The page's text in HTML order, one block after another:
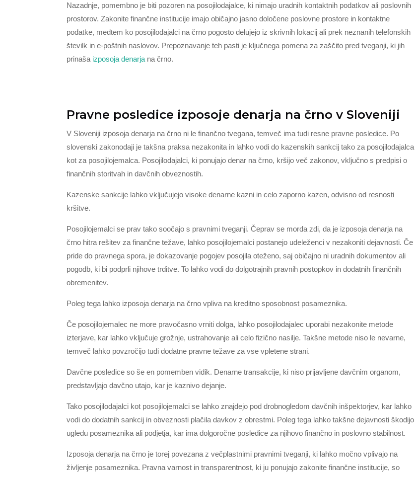
Nazadnje, pomembno je biti pozoren na posojilodajalce, ki nimajo uradnih kontaktnih podatkov ali poslovnih
prostorov. Zakonite finančne institucije imajo običajno jasno določene poslovne prostore in kontaktne
podatke, medtem ko posojilodajalci na črno pogosto delujejo iz skrivnih lokacij ali prek neznanih telefonskih
številk in e-poštnih naslovov. Prepoznavanje teh pasti je ključnega pomena za zaščito pred tveganji, ki jih
prinaša izposoja denarja na črno.
Pravne posledice izposoje denarja na črno v Sloveniji
V Sloveniji izposoja denarja na črno ni le finančno tvegana, temveč ima tudi resne pravne posledice. Po
slovenski zakonodaji je takšna praksa nezakonita in lahko vodi do kazenskih sankcij tako za posojilodajalca
kot za posojilojemalca. Posojilodajalci, ki ponujajo denar na črno, kršijo več zakonov, vključno s predpisi o
finančnih storitvah in davčnih obveznostih.
Kazenske sankcije lahko vključujejo visoke denarne kazni in celo zaporno kazen, odvisno od resnosti
kršitve.
Posojilojemalci se prav tako soočajo s pravnimi tveganji. Čeprav se morda zdi, da je izposoja denarja na
črno hitra rešitev za finančne težave, lahko posojilojemalci postanejo udeleženci v nezakoniti dejavnosti. Če
pride do pravnega spora, je dokazovanje pogojev posojila oteženo, saj običajno ni uradnih dokumentov ali
pogodb, ki bi podprli njihove trditve. To lahko vodi do dolgotrajnih pravnih postopkov in dodatnih finančnih
obremenitev.
Poleg tega lahko izposoja denarja na črno vpliva na kreditno sposobnost posameznika.
Če posojilojemalec ne more pravočasno vrniti dolga, lahko posojilodajalec uporabi nezakonite metode
izterjave, kar lahko vključuje grožnje, ustrahovanje ali celo fizično nasilje. Takšne metode niso le nevarne,
temveč lahko povzročijo tudi dodatne pravne težave za vse vpletene strani.
Davčne posledice so še en pomemben vidik. Denarne transakcije, ki niso prijavljene davčnim organom,
predstavljajo davčno utajo, kar je kaznivo dejanje.
Tako posojilodajalci kot posojilojemalci se lahko znajdejo pod drobnogledom davčnih inšpektorjev, kar lahko
vodi do dodatnih sankcij in obveznosti plačila davkov z obrestmi. Poleg tega lahko takšne dejavnosti škodijo
ugledu posameznika ali podjetja, kar ima dolgoročne posledice za njihovo finančno in poslovno stabilnost.
Izposoja denarja na črno je torej povezana z večplastnimi pravnimi tveganji, ki lahko močno vplivajo na
življenje posameznika. Pravna varnost in transparentnost, ki ju ponujajo zakonite finančne institucije, so